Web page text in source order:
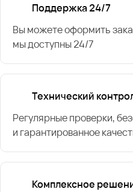
Поддержка 24/7
Вы можете оформить
мы доступны 24/7
Технический
Регулярные проверки,
и гарантированное
Комплексное